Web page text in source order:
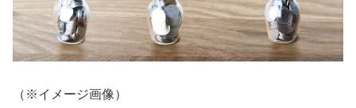
（※イメージ画像）